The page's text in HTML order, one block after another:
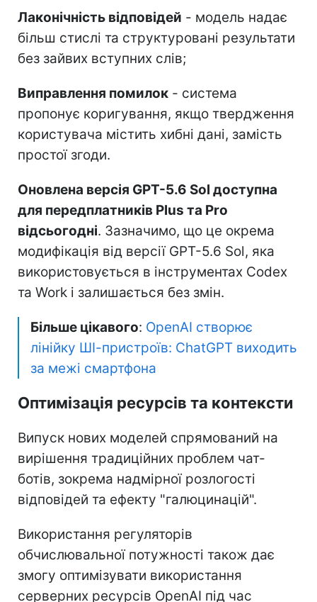
Лаконічність відповідей - модель надає
більш стислі та структуровані результати
без зайвих вступних слів;
Виправлення помилок - система
пропонує коригування, якщо твердження
користувача містить хибні дані, замість
простої згоди.
Оновлена версія GPT-5.6 Sol доступна
для передплатників Plus та Pro
відсьогодні. Зазначимо, що це окрема
модифікація від версії GPT-5.6 Sol, яка
використовується в інструментах Codex
та Work і залишається без змін.
Більше цікавого: OpenAI створює
лінійку ШІ-пристроїв: ChatGPT виходить
за межі смартфона
Оптимізація ресурсів та контексти
Випуск нових моделей спрямований на
вирішення традиційних проблем чат-
ботів, зокрема надмірної розлогості
відповідей та ефекту "галюцинацій".
Використання регуляторів
обчислювальної потужності також дає
змогу оптимізувати використання
серверних ресурсів OpenAI під час